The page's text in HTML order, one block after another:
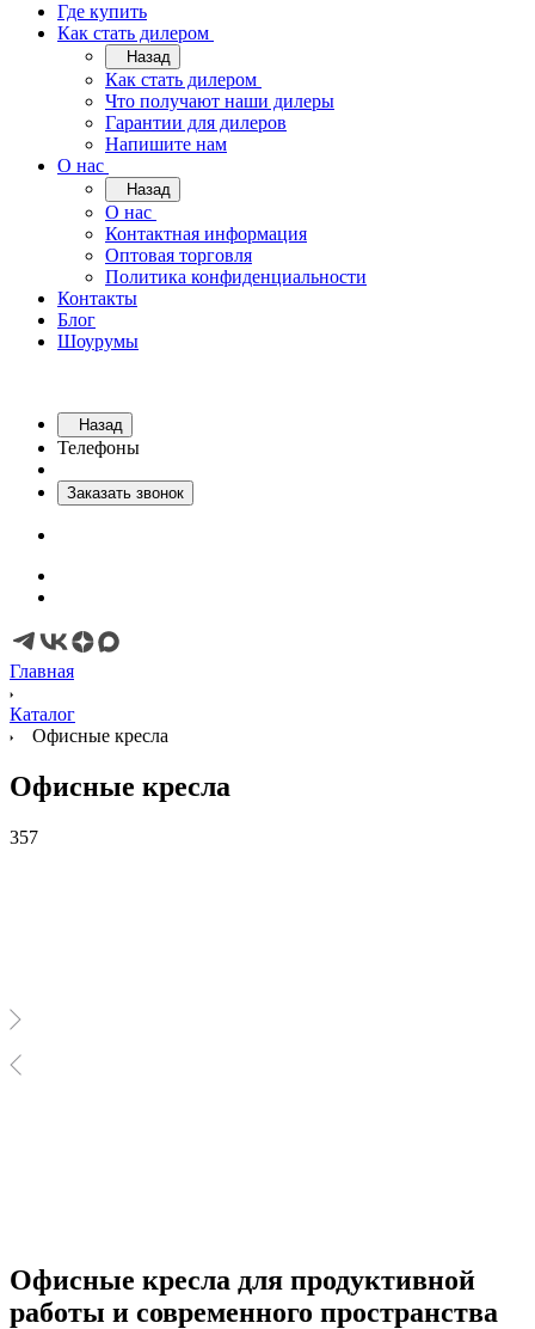
Где купить
Как стать дилером
Назад
Как стать дилером
Что получают наши дилеры
Гарантии для дилеров
Напишите нам
О нас
Назад
О нас
Контактная информация
Оптовая торговля
Политика конфиденциальности
Контакты
Блог
Шоурумы
Назад
Телефоны
Заказать звонок
Главная
Каталог
Офисные кресла
Офисные кресла
357
Офисные кресла для продуктивной
работы и современного пространства